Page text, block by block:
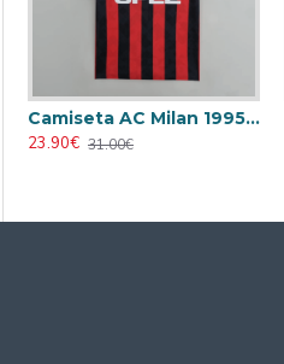
Camiseta AC Milan 1995/1996 Local Retro
23.90€ 31.00€